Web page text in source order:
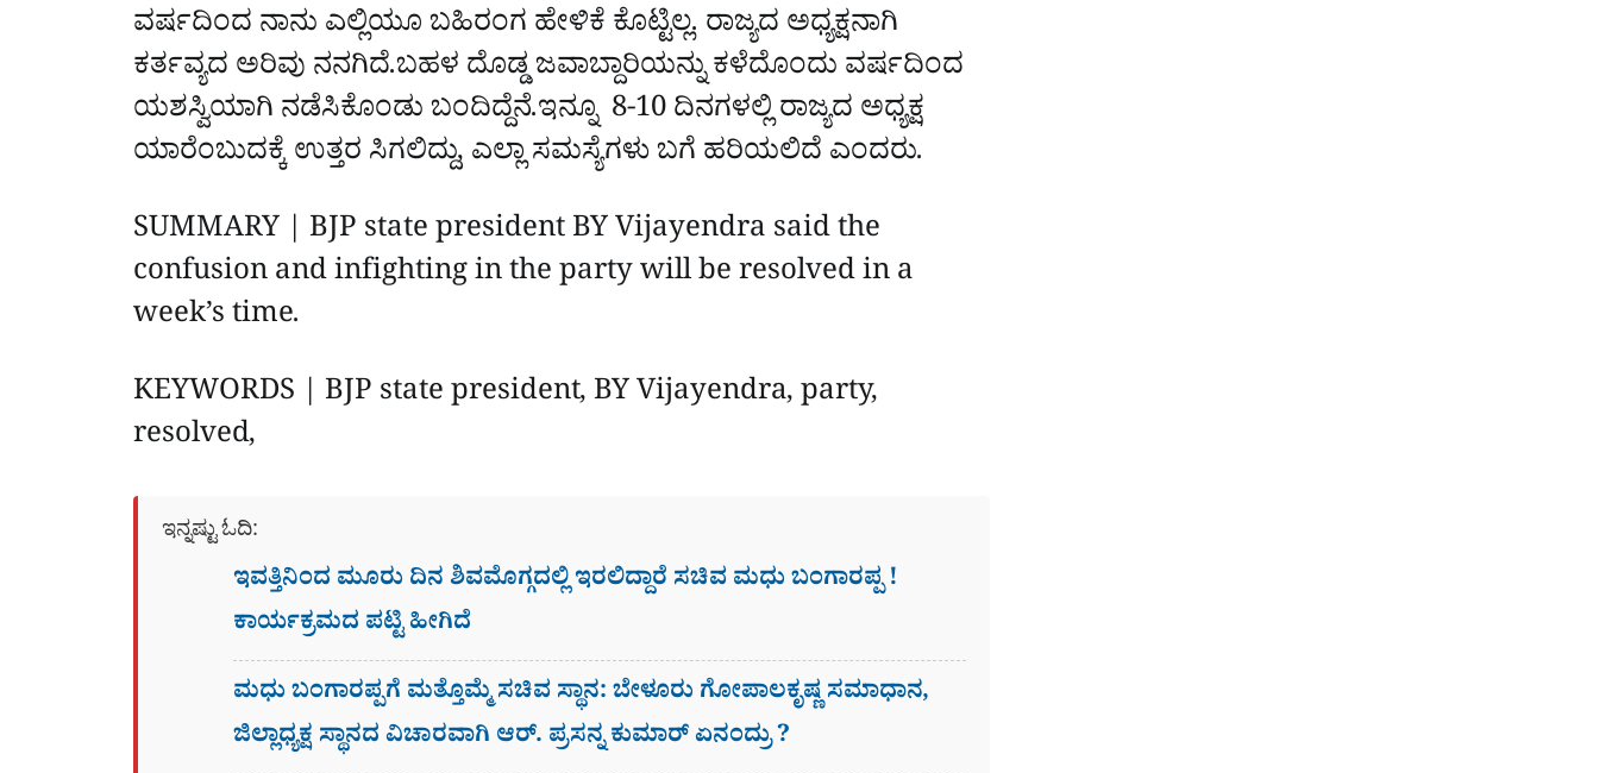
ವರ್ಷದಿಂದ ನಾನು ಎಲ್ಲಿಯೂ ಬಹಿರಂಗ ಹೇಳಿಕೆ ಕೊಟ್ಟಿಲ್ಲ. ರಾಜ್ಯದ ಅಧ್ಯಕ್ಷನಾಗಿ
ಕರ್ತವ್ಯದ ಅರಿವು ನನಗಿದೆ.ಬಹಳ ದೊಡ್ಡ ಜವಾಬ್ದಾರಿಯನ್ನು ಕಳೆದೊಂದು ವರ್ಷದಿಂದ
ಯಶಸ್ವಿಯಾಗಿ ನಡೆಸಿಕೊಂಡು ಬಂದಿದ್ದೆನೆ.ಇನ್ನೂ 8-10 ದಿನಗಳಲ್ಲಿ ರಾಜ್ಯದ ಅಧ್ಯಕ್ಷ
ಯಾರೆಂಬುದಕ್ಕೆ ಉತ್ತರ ಸಿಗಲಿದ್ದು, ಎಲ್ಲಾ ಸಮಸ್ಯೆಗಳು ಬಗೆ ಹರಿಯಲಿದೆ ಎಂದರು.
SUMMARY | BJP state president BY Vijayendra said the
confusion and infighting in the party will be resolved in a
week’s time.
KEYWORDS | BJP state president, BY Vijayendra, party,
resolved,
ಇನ್ನಷ್ಟು ಓದಿ:
ಇವತ್ತಿನಿಂದ ಮೂರು ದಿನ ಶಿವಮೊಗ್ಗದಲ್ಲಿ ಇರಲಿದ್ದಾರೆ ಸಚಿವ ಮಧು ಬಂಗಾರಪ್ಪ !
ಕಾರ್ಯಕ್ರಮದ ಪಟ್ಟಿ ಹೀಗಿದೆ
ಮಧು ಬಂಗಾರಪ್ಪಗೆ ಮತ್ತೊಮ್ಮೆ ಸಚಿವ ಸ್ಥಾನ: ಬೇಳೂರು ಗೋಪಾಲಕೃಷ್ಣ ಸಮಾಧಾನ,
ಜಿಲ್ಲಾಧ್ಯಕ್ಷ ಸ್ಥಾನದ ವಿಚಾರವಾಗಿ ಆರ್. ಪ್ರಸನ್ನ ಕುಮಾರ್ ಏನಂದ್ರು ?